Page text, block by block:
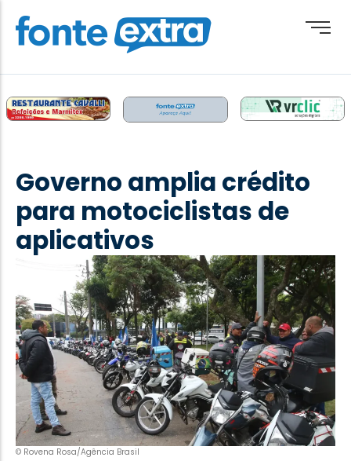
Destaque
Esporte
Geral
Paraguai
Paraná
Política
Santa Helena e Região
Saúde e Bem-Estar
Governo amplia crédito
para motociclistas de
aplicativos
© Rovena Rosa/Agência Brasil